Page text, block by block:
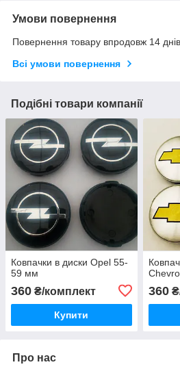
Умови повернення
Повернення товару впродовж 14
Всі умови повернення
Подібні товари компанії
Ковпачки в диски Opel 55-
59 мм
360 ₴/комплект
Купити
360
Про нас